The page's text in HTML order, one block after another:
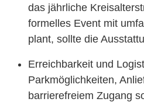
das jährliche
formelles Event mit
plant, sollte die
Erreichbarkeit und
Parkmöglichkeiten,
barrierefreiem Zugang